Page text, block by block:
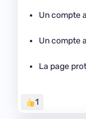
Un compte
Un compte
La page
1